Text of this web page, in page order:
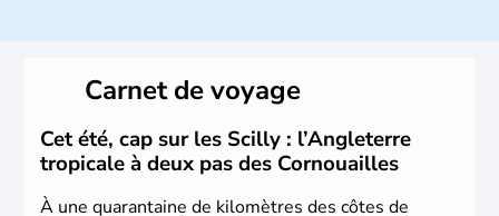
Histoire et administration
naît officiellement en 1801 avec l’
d’Union, réunissant leRoyaume de Grande-Bretagne
Royaume d’Irlande. Puissance majeure duSiècle des
Lumières, il s’illustre enlittérature, ensciences
l’innovation. Il devient en 1807 la première nation à abolir
Carnet de voyage
Cet été, cap sur les Scilly : l’Angleterre
tropicale à deux pas des Cornouailles
À une quarantaine de kilomètres des côtes de